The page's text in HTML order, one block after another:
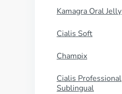
Kamagra Oral Jelly
Cialis Soft
Champix
Cialis Professional
Sublingual